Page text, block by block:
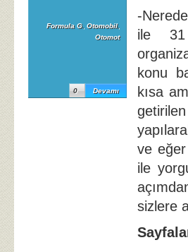
Formula G, Otomobil,
Otomot
Devamı
0
-
ile 31
konu
kısa
ve eğer
ile
sizlere